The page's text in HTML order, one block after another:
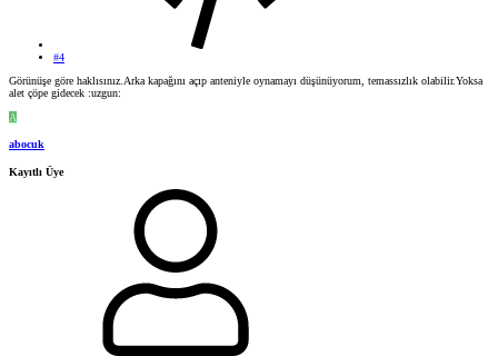
#4
Görünüşe göre haklısınız.Arka kapağını açıp anteniyle oynamayı düşünüyorum, temassızlık olabilir.Yoksa
alet çöpe gidecek :uzgun:
A
abocuk
Kayıtlı Üye